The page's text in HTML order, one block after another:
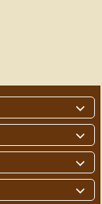



